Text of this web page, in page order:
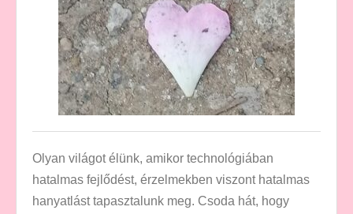
Olyan világot élünk, amikor technológiában
hatalmas fejlődést, érzelmekben viszont hatalmas
hanyatlást tapasztalunk meg. Csoda hát, hogy